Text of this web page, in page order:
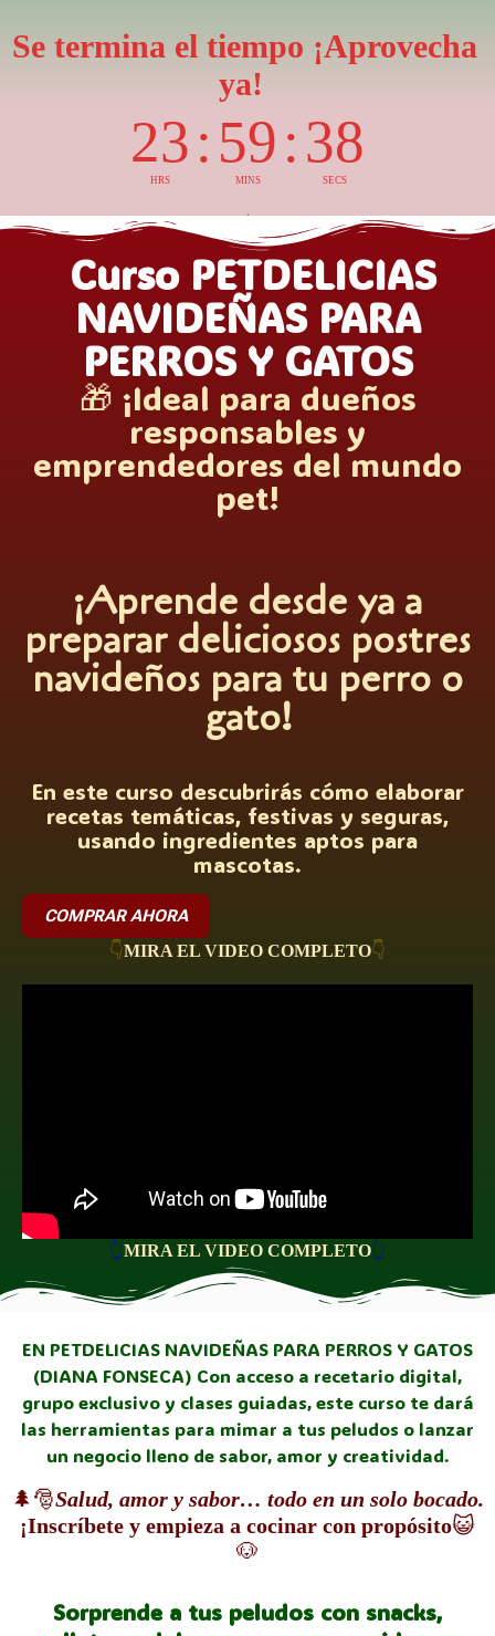
contenido
Se termina el tiempo ¡Aprovecha
ya!
23
HRS
: 59
MINS
:36
SECS
Curso PETDELICIAS
NAVIDEÑAS PARA
PERROS Y GATOS
🎁 ¡Ideal para dueños
responsables y
emprendedores del mundo
pet!
¡Aprende desde ya a
preparar deliciosos postres
navideños para tu perro o
gato!
En este curso descubrirás cómo elaborar
recetas temáticas, festivas y seguras,
usando ingredientes aptos para
mascotas.
COMPRAR AHORA
👇MIRA EL VIDEO COMPLETO👇
👆MIRA EL VIDEO COMPLETO👆
EN PETDELICIAS NAVIDEÑAS PARA PERROS Y GATOS
(DIANA FONSECA) Con acceso a recetario digital,
grupo exclusivo y clases guiadas, este curso te dará
las herramientas para mimar a tus peludos o lanzar
un negocio lleno de sabor, amor y creatividad.
🌲🎅Salud, amor y sabor… todo en un solo bocado.
¡Inscríbete y empieza a cocinar con propósito😺
🐶
Sorprende a tus peludos con snacks,